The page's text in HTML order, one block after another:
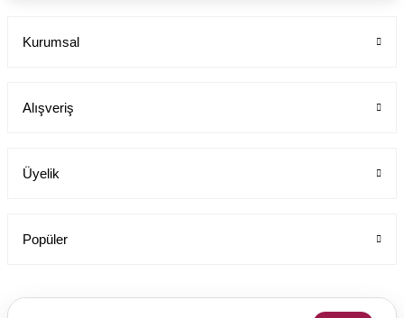
Labor Medikal Tekstil
149,00 TL
Kurumsal
Alışveriş
Üyelik
Popüler